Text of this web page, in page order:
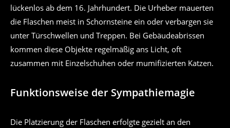
lückenlos ab dem 16. Jahrhundert. Die Urheber mauerten
die Flaschen meist in Schornsteine ein oder verbargen sie
unter Türschwellen und Treppen. Bei Gebäudeabrissen
kommen diese Objekte regelmäßig ans Licht, oft
zusammen mit Einzelschuhen oder mumifizierten Katzen.
Funktionsweise der Sympathiemagie
Die Platzierung der Flaschen erfolgte gezielt an den